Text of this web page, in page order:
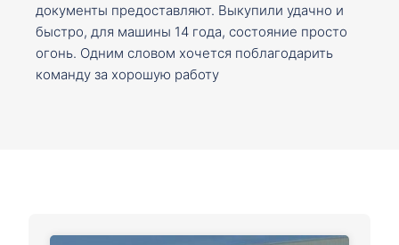
документы предоставляют. Выкупили удачно и
быстро, для машины 14 года, состояние просто
огонь. Одним словом хочется поблагодарить
команду за хорошую работу